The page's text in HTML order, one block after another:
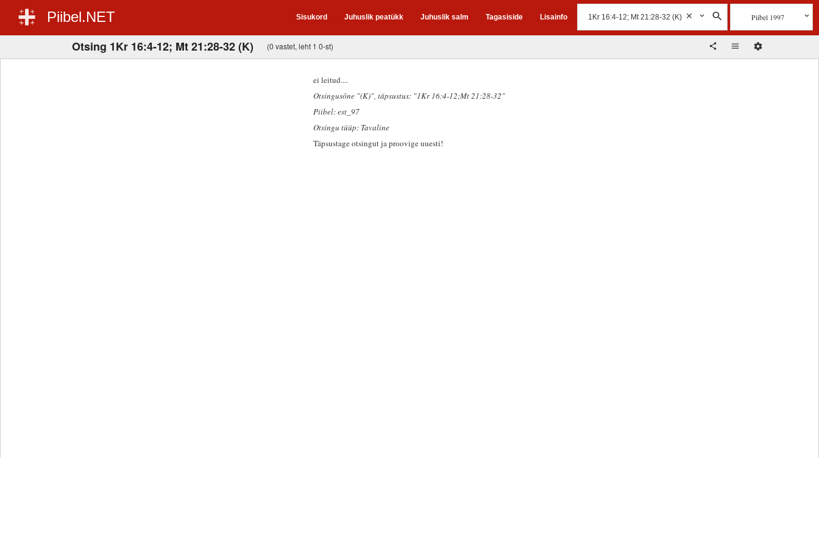
Piibel.NET Sisukord Juhuslik peatükk Juhuslik salm Tagasiside Lisainfo Piibel 1997
Otsing 1Kr 16:4-12; Mt 21:28-32 (K) (0 vastet, leht 1 0-st)
ei leitud....
Otsingusõne "(K)" , täpsustus: "1Kr 16:4-12;Mt 21:28-32"
Piibel: est_97
Otsingu tüüp: Tavaline
Täpsustage otsingut ja proovige uuesti!